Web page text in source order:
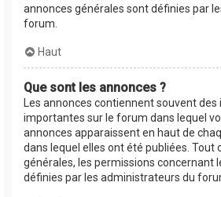
annonces générales sont définies par
forum.
Haut
Que sont les annonces ?
Les annonces contiennent souvent
importantes sur le forum dans lequel
annonces apparaissent en haut de
dans lequel elles ont été publiées. Tout
générales, les permissions concernant
définies par les administrateurs du